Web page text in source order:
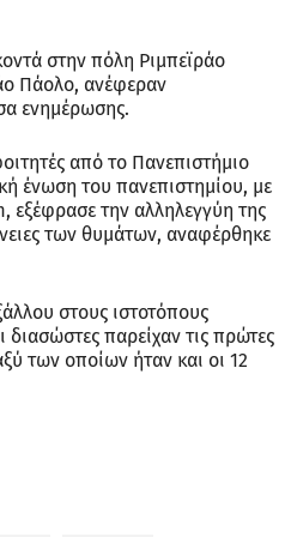
στην πόλη Ριμπεϊράο
Πάολο, ανέφεραν
ενημέρωσης.
από το Πανεπιστήμιο
ένωση του πανεπιστημίου, με
εξέφρασε την αλληλεγγύη της
των θυμάτων, αναφέρθηκε
στους ιστοτόπους
διασώστες παρείχαν τις πρώτες
των οποίων ήταν και οι 12